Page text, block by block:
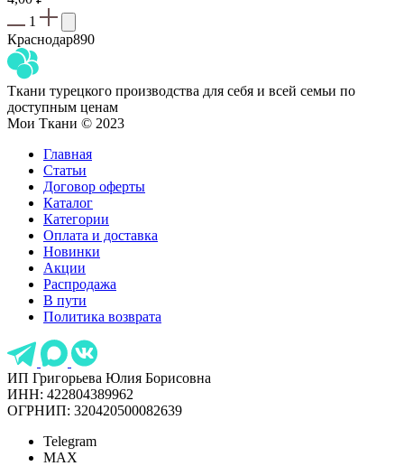
1
Краснодар890
Ткани турецкого производства для себя и всей семьи по
доступным ценам
Мои Ткани © 2023
Главная
Статьи
Договор оферты
Каталог
Категории
Оплата и доставка
Новинки
Акции
Распродажа
В пути
Политика возврата
ИП Григорьева Юлия Борисовна
ИНН: 422804389962
ОГРНИП: 320420500082639
Telegram
MAX